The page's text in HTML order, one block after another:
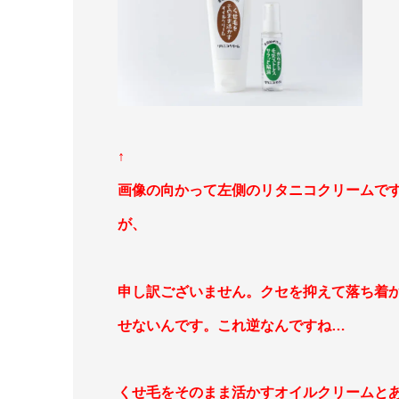
↑
画像の向かって左側のリタニコクリームで
が、
申し訳ございません。クセを抑えて落ち着
せないんです。これ逆なんですね…
くせ毛をそのまま活かすオイルクリームと